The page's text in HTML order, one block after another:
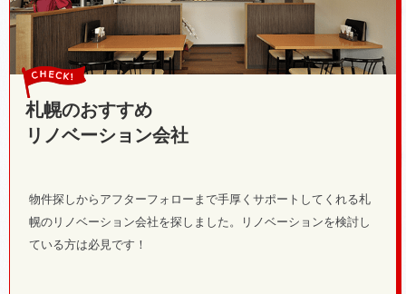
札幌のおすすめ
リノベーション会社
物件探しからアフターフォローまで手厚くサポートしてくれる札
幌のリノベーション会社を探しました。リノベーションを検討し
ている方は必見です！